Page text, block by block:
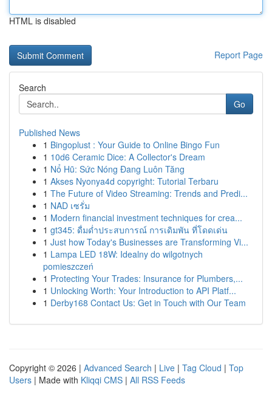
HTML is disabled
Report Page
Search
Go
Published News
1 Bingoplust : Your Guide to Online Bingo Fun
1 10d6 Ceramic Dice: A Collector's Dream
1 Nổ Hũ: Sức Nóng Đang Luôn Tăng
1 Akses Nyonya4d copyright: Tutorial Terbaru
1 The Future of Video Streaming: Trends and Predi...
1 NAD เซรั่ม
1 Modern financial investment techniques for crea...
1 gt345: ดื่มด่ำประสบการณ์ การเดิมพัน ที่โดดเด่น
1 Just how Today's Businesses are Transforming Vi...
1 Lampa LED 18W: Idealny do wilgotnych
pomieszczeń
1 Protecting Your Trades: Insurance for Plumbers,...
1 Unlocking Worth: Your Introduction to API Platf...
1 Derby168 Contact Us: Get in Touch with Our Team
Copyright © 2026 | Advanced Search | Live | Tag Cloud | Top
Users | Made with Kliqqi CMS | All RSS Feeds